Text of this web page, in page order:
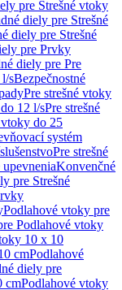
pre Strešné vtoky
diely pre Strešné
diely pre Strešné
pre Prvky
diely pre Pre
l/sBezpečnostné
Pre strešné vtoky
12 l/sPre strešné
vtoky do 25
systém
Pre strešné
upevneniaKonvenčné
pre Strešné
Podlahové vtoky pre
Podlahové vtoky
10 x 10
cmPodlahové
diely pre
cmPodlahové vtoky